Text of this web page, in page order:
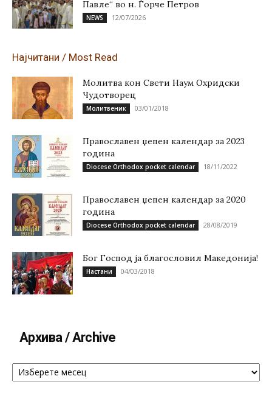
Павле“ во н. Ѓорче Петров
NEWS 12/07/2026
Најчитани / Most Read
Молитва кон Свети Наум Охридски
Чудотворец
Молитвеник 03/01/2018
Православен џепен календар за 2023
година
Diocese Orthodox pocket calendar 18/11/2022
Православен џепен календар за 2020
година
Diocese Orthodox pocket calendar 28/08/2019
Бог Господ ја благословил Македонија!
Настани 04/03/2018
Архива / Archive
Архива